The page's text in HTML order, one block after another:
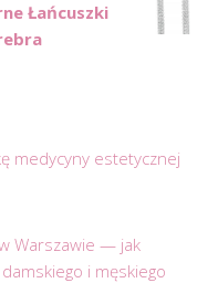
Łańcuszki
medycyny estetycznej
Warszawie — jak
i męskiego